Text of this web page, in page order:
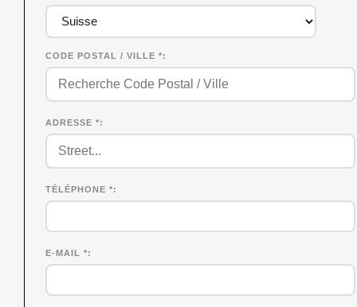
CODE POSTAL / VILLE *
ADRESSE *
TÉLÉPHONE *
E-MAIL *